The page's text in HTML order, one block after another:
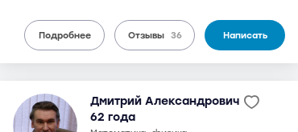
Подробнее Отзывы 36 Написать
Дмитрий Александрович
62 года